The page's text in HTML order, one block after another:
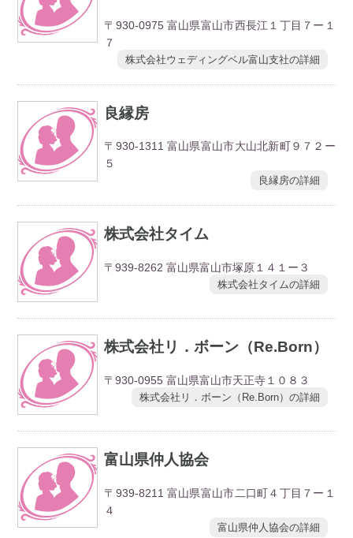
〒930-0975 富山県富山市西長江１丁目７ー１
７
株式会社ウェディングベル富山支社の詳細
良縁房
〒930-1311 富山県富山市大山北新町９７２ー
５
良縁房の詳細
株式会社タイム
〒939-8262 富山県富山市塚原１４１ー３
株式会社タイムの詳細
株式会社リ．ボーン（Re.Born）
〒930-0955 富山県富山市天正寺１０８３
株式会社リ．ボーン（Re.Born）の詳細
富山県仲人協会
〒939-8211 富山県富山市二口町４丁目７ー１
４
富山県仲人協会の詳細